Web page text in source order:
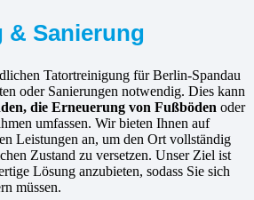
& Sanierung
Tatortreinigung für Berlin-Spandau
oder Sanierungen notwendig. Dies kann
die Erneuerung von Fußböden oder
umfassen. Wir bieten Ihnen auf
Leistungen an, um den Ort vollständig
Zustand zu versetzen. Unser Ziel ist
Lösung anzubieten, sodass Sie sich
müssen.